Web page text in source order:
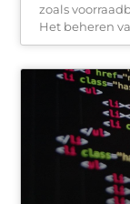
zoals
Het beheren